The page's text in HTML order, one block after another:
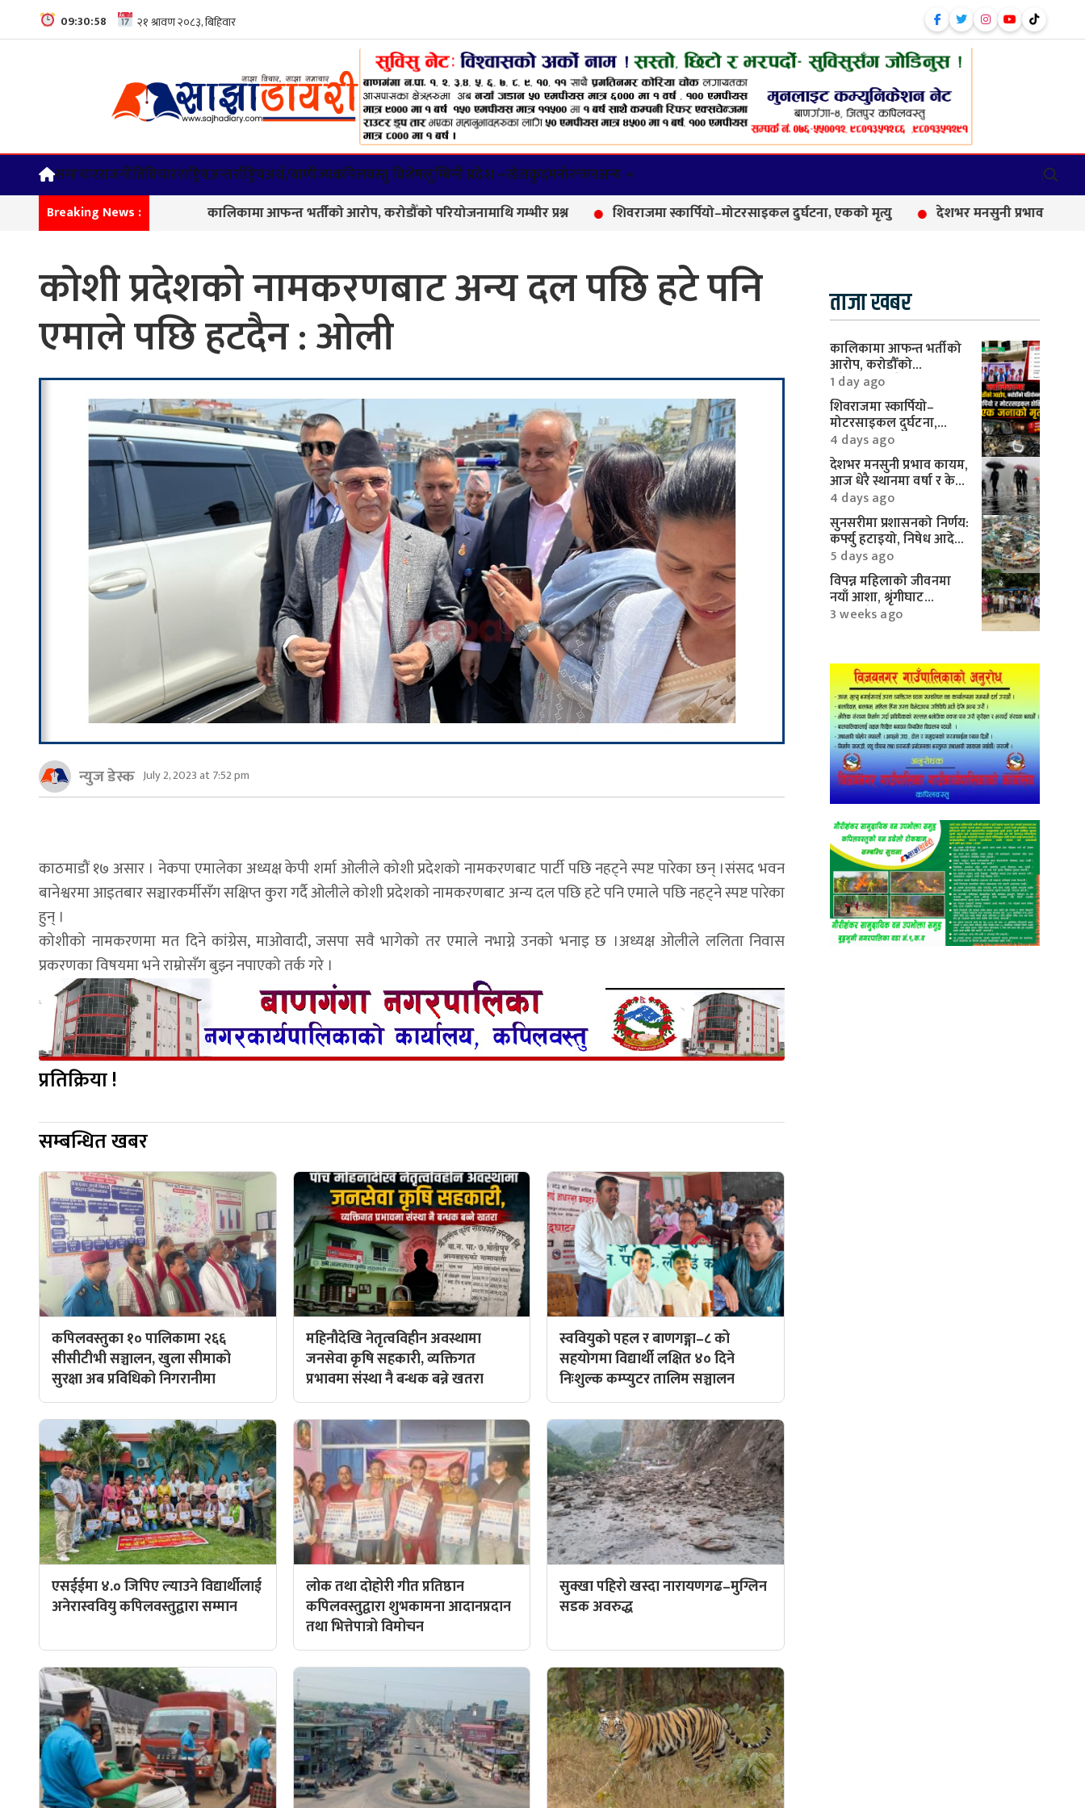
09:30:59
समाचारराजनीतिविचारराष्ट्रियअन्तर्राष्ट्रियअर्थ/वाणीज्यकपिलवस्तु विशेषलुम्बिनी प्रदेश +खेलकुदमनोरन्जनअन्य +
Breaking News : कालिकामा आफन्त भर्तीको आरोप, करोडौँको परियोजनामाथि गम्भीर प्रश्न शिवराजमा स्कार्पियो–मोटरसाइकल दुर्घटना, एकको मृत्यु देशभर मनसुनी प्रभाव कायम, आज धेरै
कोशी प्रदेशको नामकरणबाट अन्य दल पछि हटे पनि
एमाले पछि हटदैन : ओली
न्युज डेस्क July 2, 2023 at 7:52 pm
काठमाडौं १७ असार । नेकपा एमालेका अध्यक्ष केपी शर्मा ओलीले कोशी प्रदेशको नामकरणबाट पार्टी पछि नहट्ने स्पष्ट पारेका छन् ।संसद भवन
बानेश्वरमा आइतबार सञ्चारकर्मीसँग सक्षिप्त कुरा गर्दै ओलीले कोशी प्रदेशको नामकरणबाट अन्य दल पछि हटे पनि एमाले पछि नहट्ने स्पष्ट पारेका
हुन् ।
कोशीको नामकरणमा मत दिने कांग्रेस, माओवादी, जसपा सवै भागेको तर एमाले नभाग्ने उनको भनाइ छ ।अध्यक्ष ओलीले ललिता निवास
प्रकरणका विषयमा भने राम्रोसँग बुझ्न नपाएको तर्क गरे ।
प्रतिक्रिया !
सम्बन्धित खबर
कपिलवस्तुका १० पालिकामा २६६
सीसीटीभी सञ्चालन, खुला सीमाको
सुरक्षा अब प्रविधिको निगरानीमा
महिनौदेखि नेतृत्वविहीन अवस्थामा
जनसेवा कृषि सहकारी, व्यक्तिगत
प्रभावमा संस्था नै बन्धक बन्ने खतरा
स्ववियुको पहल र बाणगङ्गा–८ को
सहयोगमा विद्यार्थी लक्षित ४० दिने
निःशुल्क कम्प्युटर तालिम सञ्चालन
एसईईमा ४.० जिपिए ल्याउने विद्यार्थीलाई
अनेरास्ववियु कपिलवस्तुद्वारा सम्मान
लोक तथा दोहोरी गीत प्रतिष्ठान
कपिलवस्तुद्वारा शुभकामना आदानप्रदान
तथा भित्तेपात्रो विमोचन
सुक्खा पहिरो खस्दा नारायणगढ–मुग्लिन
सडक अवरुद्ध
ताजा खबर
कालिकामा आफन्त भर्तीको
आरोप, करोडौँको
परियोजनामाथि गम्भीर प्रश्न
1 day ago
शिवराजमा स्कार्पियो–
मोटरसाइकल दुर्घटना,
एकको मृत्यु
4 days ago
देशभर मनसुनी प्रभाव कायम,
आज धेरै स्थानमा वर्षा र केही
क्षेत्रमा भारी वर्षाको
सम्भावना
4 days ago
सुनसरीमा प्रशासनको निर्णय:
कर्फ्यु हटाइयो, निषेध आदेश
यथावत्
5 days ago
विपन्न महिलाको जीवनमा
नयाँ आशा, श्रृंगीघाट
सामुदायिक वनबाट ई–
3 weeks ago